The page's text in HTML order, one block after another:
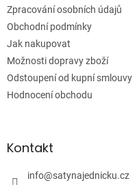
Zpracování osobních údajů
Obchodní podmínky
Jak nakupovat
Možnosti dopravy zboží
Odstoupení od kupní smlouvy
Hodnocení obchodu
Kontakt
info@satynajednicku.cz